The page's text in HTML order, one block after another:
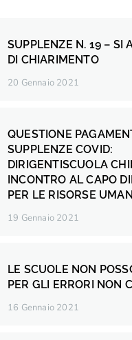
SUPPLENZE N. 19 – SI
DI CHIARIMENTO
20 Gennaio 2021
QUESTIONE
SUPPLENZE COVID:
DIRIGENTISCUOLA
INCONTRO AL CAPO
PER LE RISORSE
19 Gennaio 2021
LE SCUOLE NON
PER GLI ERRORI NON
16 Gennaio 2021